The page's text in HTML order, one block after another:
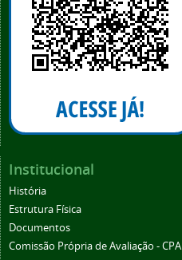
Institucional
História
Estrutura Física
Documentos
Comissão Própria de Avaliação - CPA